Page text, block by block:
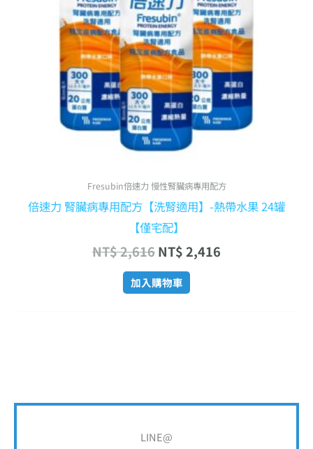
Fresubin倍速力 慢性腎臟病專用配方
倍速力 腎臟病專用配方【洗腎適用】-熱帶水果 24罐
【僅宅配】
NT$2,616NT$2,416
加入購物車
LINE@